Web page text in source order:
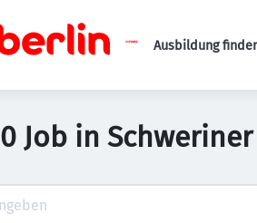
Ausbildung
0 Job in